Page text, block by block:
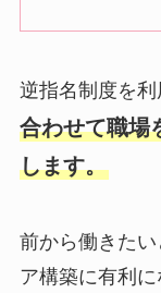
逆指名制度を
合わせて職場
します。
前から働きた
ア構築に有利